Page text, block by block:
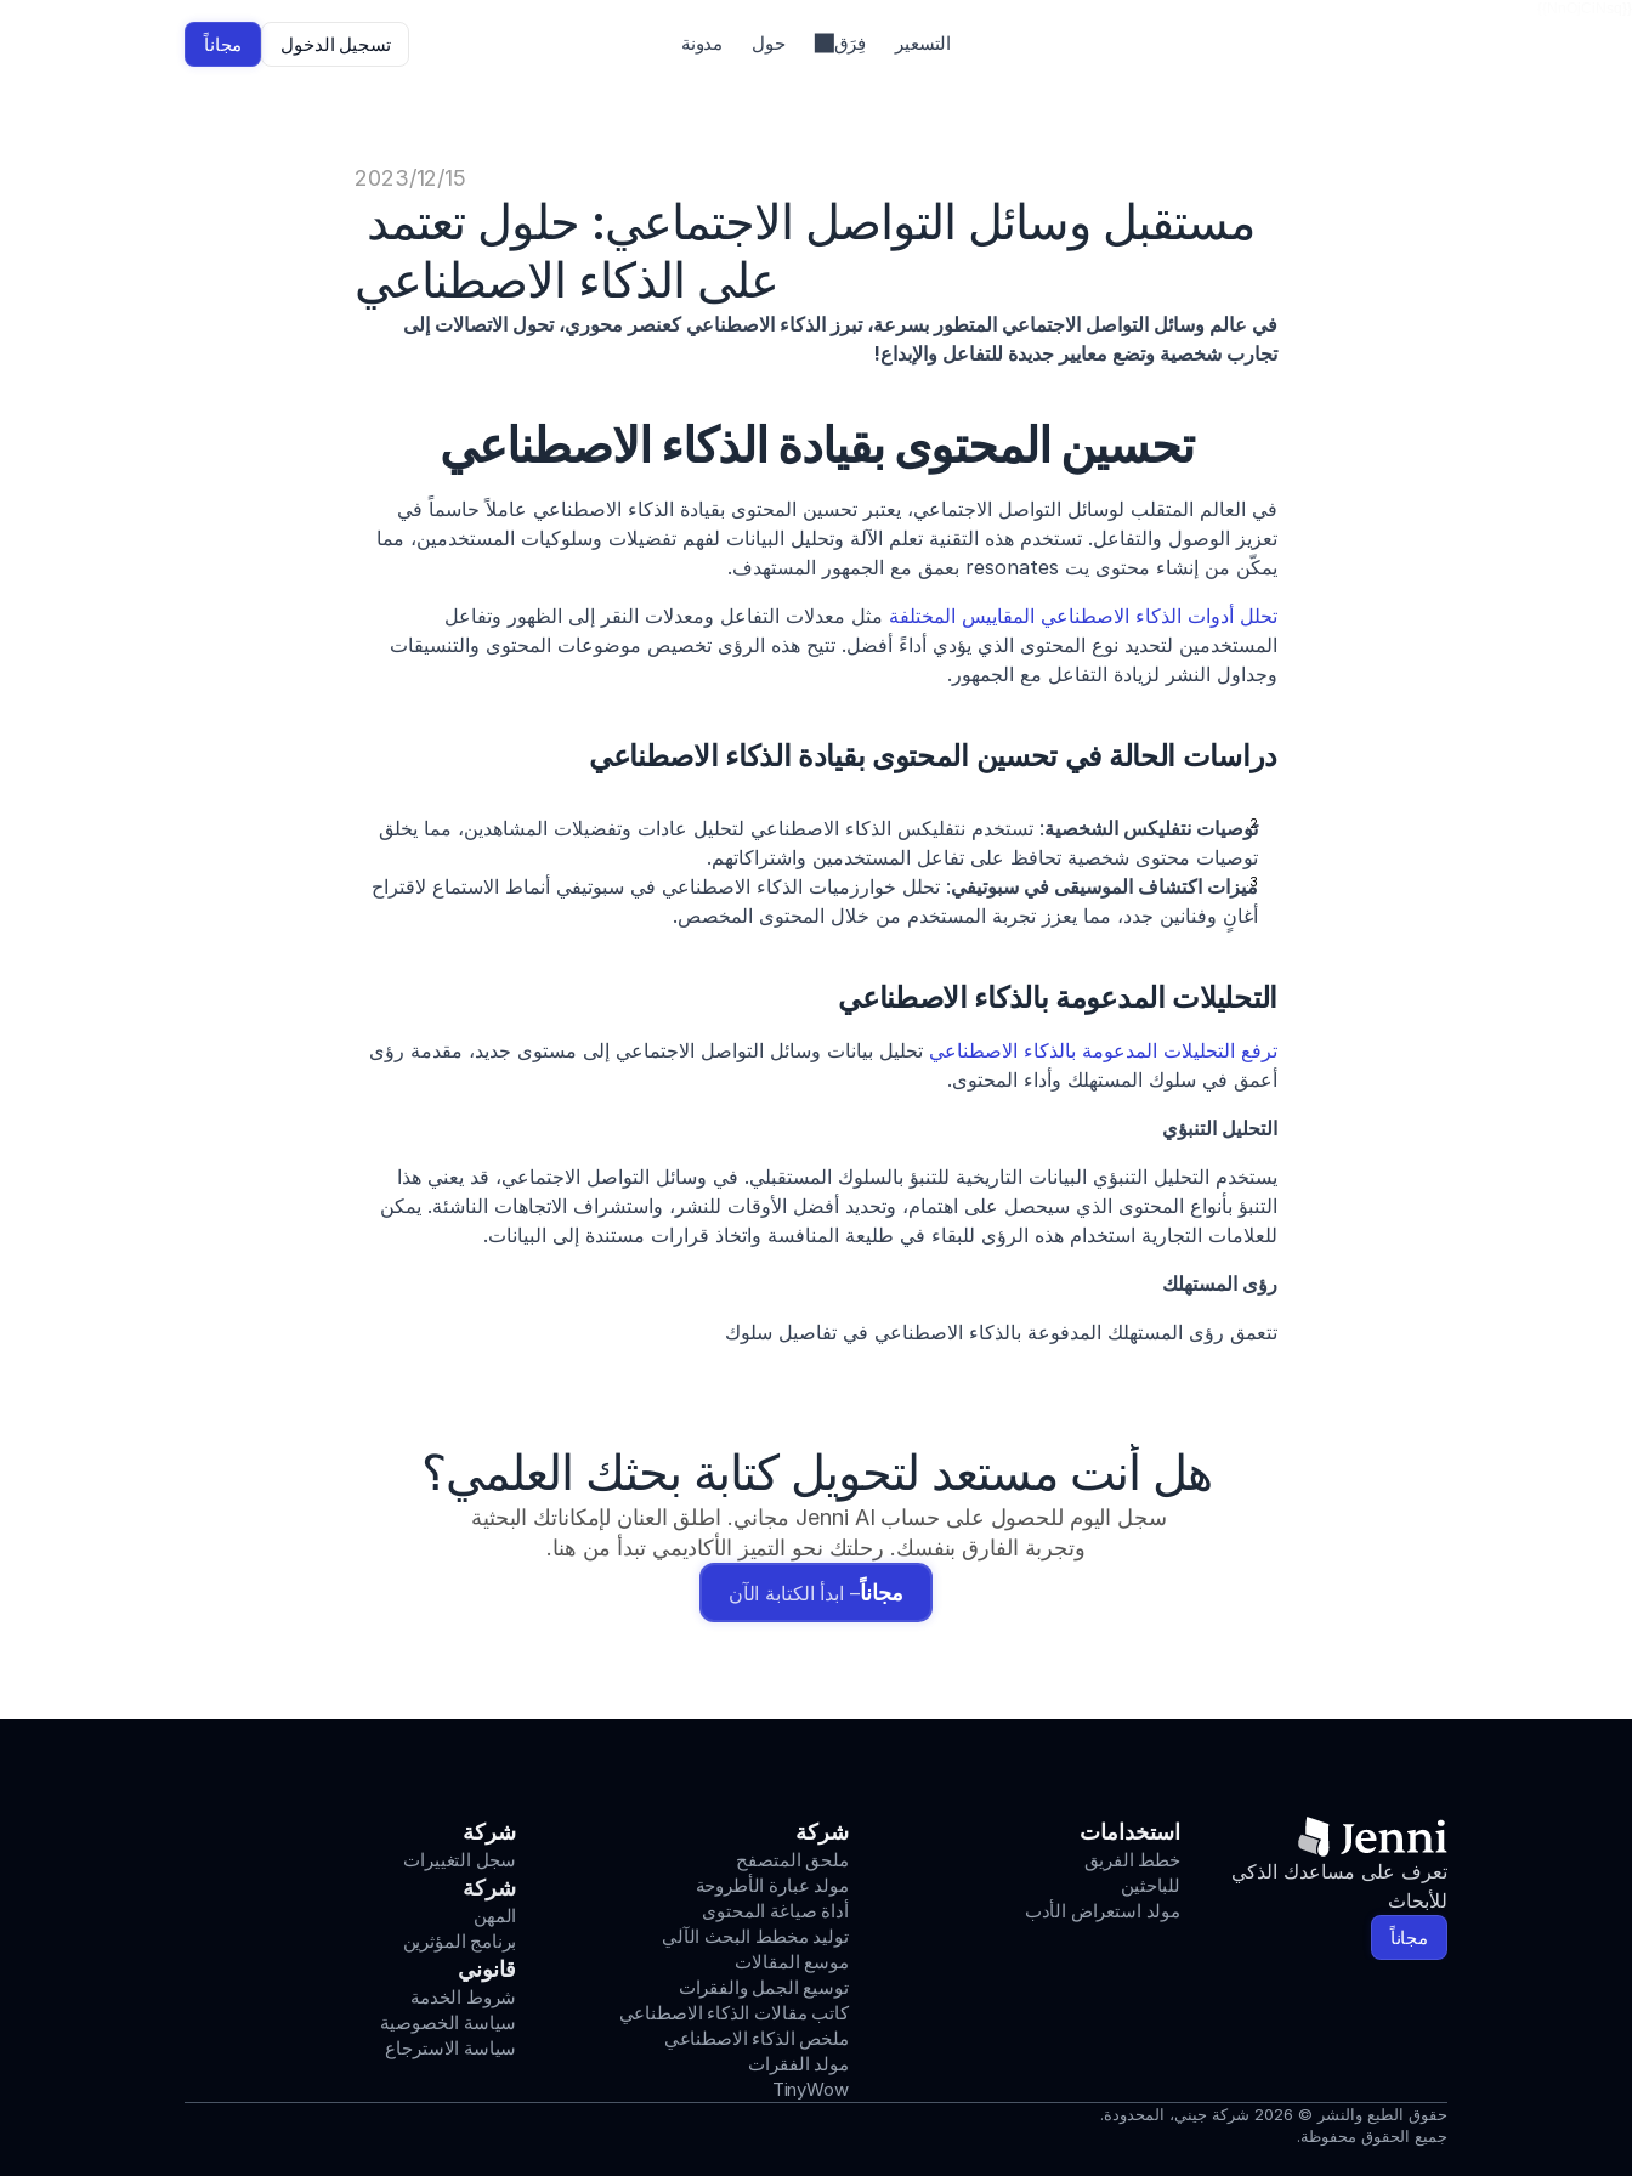
15‏/12‏/2023
على الذكاء الاصطناعي
تجارب شخصية وتضع معايير جديدة للتفاعل والإبداع!
تحسين المحتوى بقيادة الذكاء الاصطناعي
يمكّن من إنشاء محتوى يت resonates بعمق مع الجمهور المستهدف.
تحلل أدوات الذكاء الاصطناعي المقاييس المختلفة
وجداول النشر لزيادة التفاعل مع الجمهور.
دراسات الحالة في تحسين المحتوى بقيادة الذكاء الاصطناعي
توصيات نتفليكس الشخصية
توصيات محتوى شخصية تحافظ على تفاعل المستخدمين واشتراكاتهم.
ميزات اكتشاف الموسيقى في سبوتيفي
أغانٍ وفنانين جدد، مما يعزز تجربة المستخدم من خلال المحتوى المخصص.
التحليلات المدعومة بالذكاء الاصطناعي
ترفع التحليلات المدعومة بالذكاء الاصطناعي
أعمق في سلوك المستهلك وأداء المحتوى.
التحليل التنبؤي
للعلامات التجارية استخدام هذه الرؤى للبقاء في طليعة المنافسة واتخاذ قرارات مستندة إلى البيانات.
رؤى المستهلك
تتعمق رؤى المستهلك المدفوعة بالذكاء الاصطناعي في تفاصيل سلوك
التسعير فِرَق حول مدونة تسجيل الدخول مجاناً
هل أنت مستعد لتحويل كتابة بحثك العلمي؟
وتجربة الفارق بنفسك. رحلتك نحو التميز الأكاديمي تبدأ من هنا.
مجاناً– ابدأ الكتابة الآن
للأبحاث
مجاناً
استخدامات
خطط الفريق
للباحثين
مولد استعراض الأدب
شركة
ملحق المتصفح
مولد عبارة الأطروحة
أداة صياغة المحتوى
توليد مخطط البحث الآلي
موسع المقالات
توسيع الجمل والفقرات
كاتب مقالات الذكاء الاصطناعي
ملخص الذكاء الاصطناعي
مولد الفقرات
TinyWow
شركة
سجل التغييرات
شركة
المهن
برنامج المؤثرين
قانوني
شروط الخدمة
سياسة الخصوصية
سياسة الاسترجاع
حقوق الطبع والنشر © 2026 شركة جيني، المحدودة.
جميع الحقوق محفوظة.